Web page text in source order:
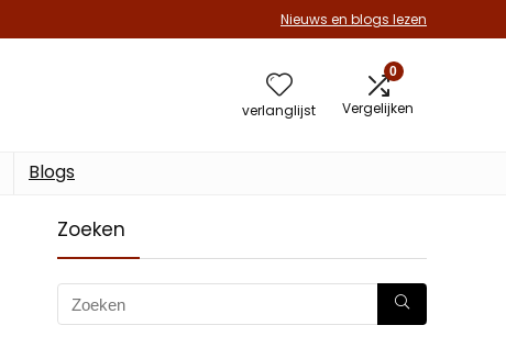
Nieuws en blogs lezen
verlanglijst
0
Vergelijken
Blogs
Zoeken